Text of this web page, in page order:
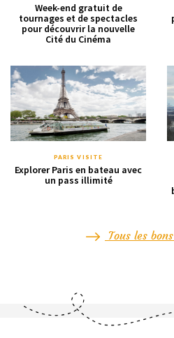
Week-end gratuit de
tournages et de spectacles
pour découvrir la nouvelle
Cité du Cinéma
PARIS VISITE
Explorer Paris en bateau avec
un pass illimité
Tous les